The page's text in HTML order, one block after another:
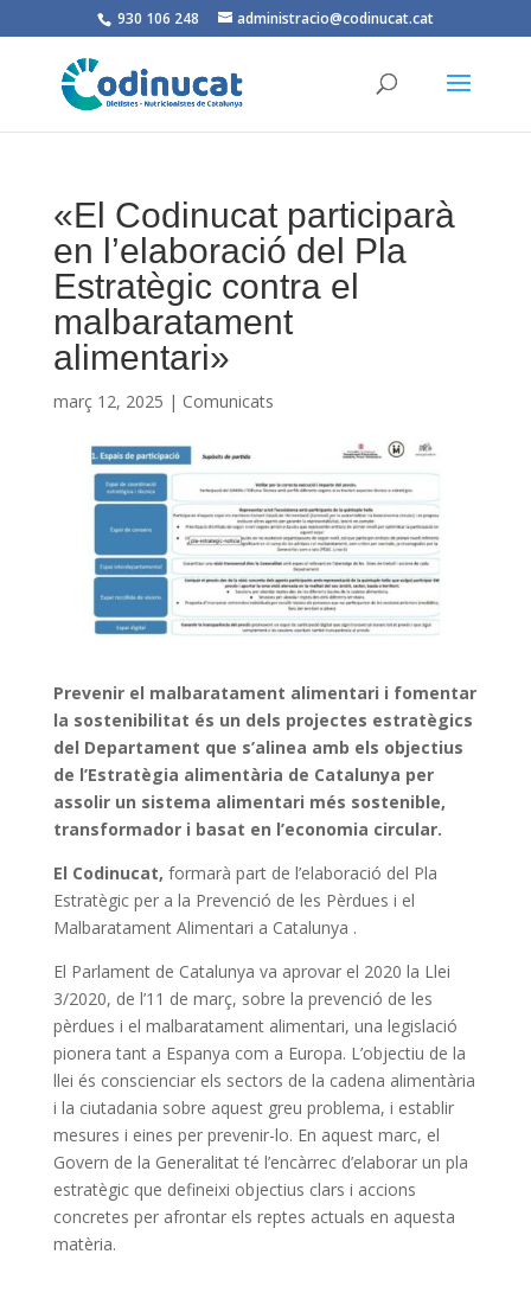
930 106 248 administracio@codinucat.cat
«El Codinucat participarà
en l’elaboració del Pla
Estratègic contra el
malbaratament
alimentari»
març 12, 2025 | Comunicats
Prevenir el malbaratament alimentari i fomentar
la sostenibilitat és un dels projectes estratègics
del Departament que s’alinea amb els objectius
de l’Estratègia alimentària de Catalunya per
assolir un sistema alimentari més sostenible,
transformador i basat en l’economia circular.
El Codinucat, formarà part de l’elaboració del Pla
Estratègic per a la Prevenció de les Pèrdues i el
Malbaratament Alimentari a Catalunya .
El Parlament de Catalunya va aprovar el 2020 la Llei
3/2020, de l’11 de març, sobre la prevenció de les
pèrdues i el malbaratament alimentari, una legislació
pionera tant a Espanya com a Europa. L’objectiu de la
llei és conscienciar els sectors de la cadena alimentària
i la ciutadania sobre aquest greu problema, i establir
mesures i eines per prevenir-lo. En aquest marc, el
Govern de la Generalitat té l’encàrrec d’elaborar un pla
estratègic que defineixi objectius clars i accions
concretes per afrontar els reptes actuals en aquesta
matèria.